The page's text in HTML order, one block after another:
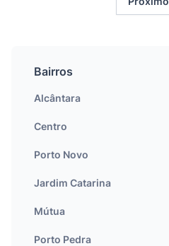
Bairros
Alcântara
Centro
Porto Novo
Jardim Catarina
Mútua
Porto Pedra